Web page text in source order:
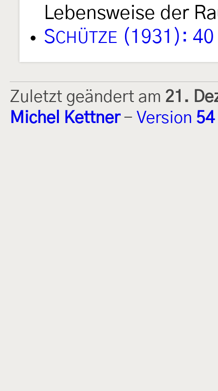
Lebensweise der
SCHÜTZE (1931): 40
Zuletzt geändert am 21.
Michel Kettner- Version 54